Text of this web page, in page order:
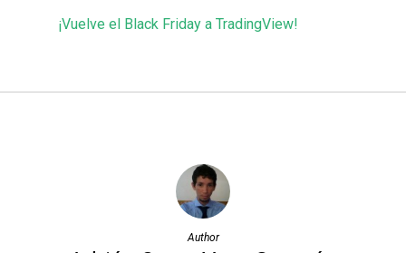
¡Vuelve el Black Friday a TradingView!
Author